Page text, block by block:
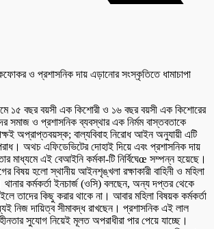
১৫ বছর বয়সী এক কিশোরী ও ১৬ বছর বয়সী এক কিশোরের
সমাজ ও প্রশাসনিক ব্যবস্থার এক নির্মম বাস্তবতাকে
অপ্রাপ্তবয়স্ক; বাল্যবিবাহ নিরোধ আইন অনুযায়ী এটি
অথচ এফিডেভিটের দোহাই দিয়ে এবং প্রশাসনিক দায়
মাধ্যমে এই বেআইনি কর্মকা-টি নির্বিঘেœ সম্পন্ন হয়েছে।
বিষয় হলো স্থানীয় আইনশৃঙ্খলা রক্ষাকারী বাহিনী ও মহিলা
থানার কর্মকর্তা ইনচার্জ (ওসি) বলছেন, অন্য দপ্তর থেকে
তাদের কিছু করার থাকে না। আবার মহিলা বিষয়ক কর্মকর্তা
নিজ দায়িত্ব সীমাবদ্ধ রাখছেন। প্রশাসনিক এই লাল
সুযোগ নিয়েই মূলত অপরাধীরা পার পেয়ে যাচ্ছে।